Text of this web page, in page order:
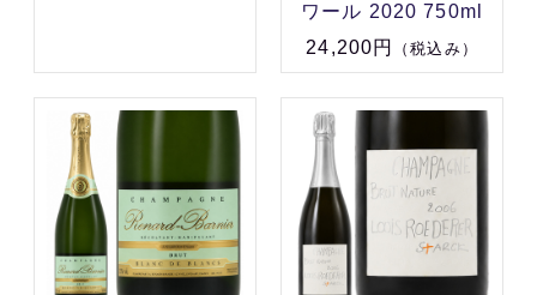
ワール 2020 750ml
24,200円
（税込み）